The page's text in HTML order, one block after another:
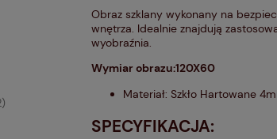
Obraz szklany wykonany na
wnętrza. Idealnie znajdują
wyobraźnia.
Wymiar obrazu:120X60
Materiał: Szkło Hartowane
SPECYFIKACJA: